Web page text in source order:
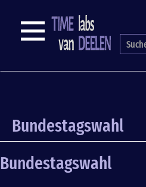
NAVIGATION
Bundestagswahl
Bundestagswahl